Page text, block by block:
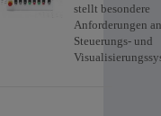
stellt besondere
Anforderungen an
Steuerungs- und